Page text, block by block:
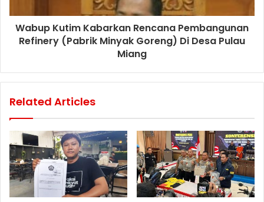
Wabup Kutim Kabarkan Rencana Pembangunan
Refinery (Pabrik Minyak Goreng) Di Desa Pulau
Miang
Related Articles